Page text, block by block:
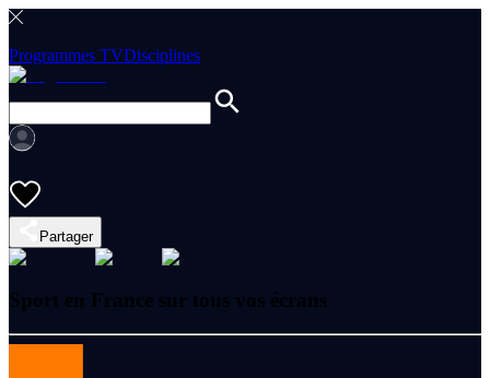
Programmes TVDisciplines
Partager
Sport en France sur tous vos écrans